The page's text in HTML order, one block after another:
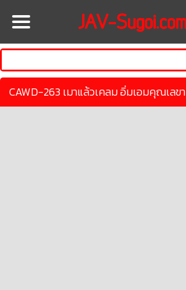
CAWD-263 เมาแล้วเคลม อิ่มเอมคุณเลขา